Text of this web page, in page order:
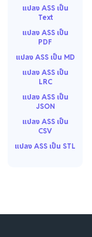
แปลง ASS เป็น
Text
แปลง ASS เป็น
PDF
แปลง ASS เป็น MD
แปลง ASS เป็น
LRC
แปลง ASS เป็น
JSON
แปลง ASS เป็น
CSV
แปลง ASS เป็น STL